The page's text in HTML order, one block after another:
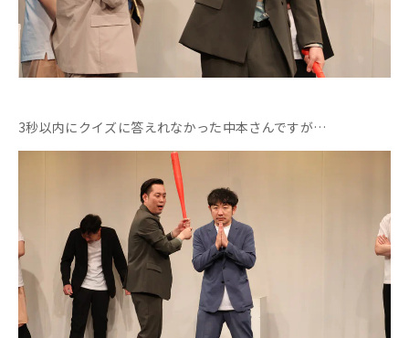
3秒以内にクイズに答えれなかった中本さんですが…